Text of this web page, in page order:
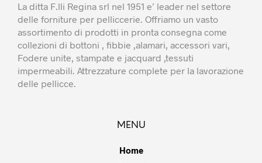
La ditta F.lli Regina srl nel 1951 e’ leader nel settore
delle forniture per pelliccerie. Offriamo un vasto
assortimento di prodotti in pronta consegna come
collezioni di bottoni , fibbie ,alamari, accessori vari,
Fodere unite, stampate e jacquard ,tessuti
impermeabili. Attrezzature complete per la lavorazione
delle pellicce.
MENU
Home